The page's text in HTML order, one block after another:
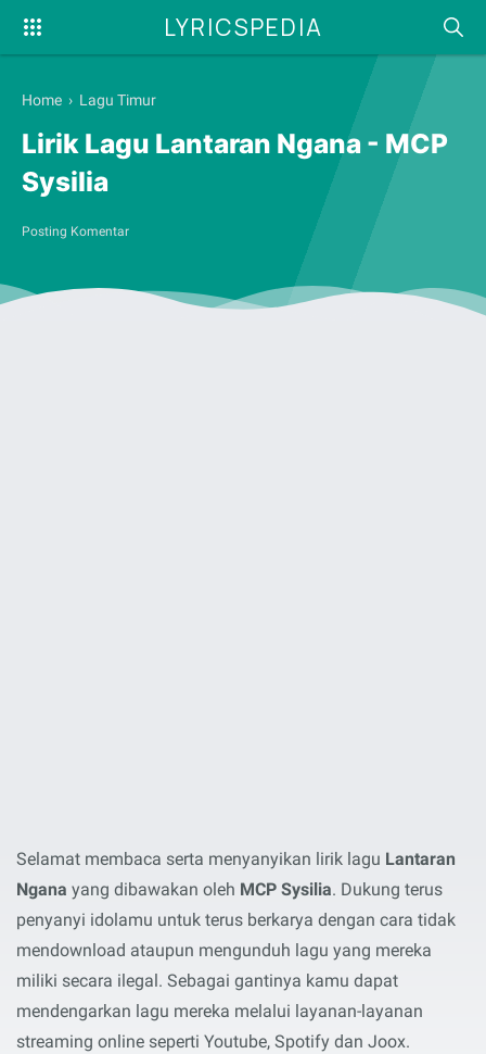
LYRICSPEDIA
Home › Lagu Timur
Lirik Lagu Lantaran Ngana - MCP
Sysilia
Posting Komentar
Selamat membaca serta menyanyikan lirik lagu Lantaran
Ngana yang dibawakan oleh MCP Sysilia. Dukung terus
penyanyi idolamu untuk terus berkarya dengan cara tidak
mendownload ataupun mengunduh lagu yang mereka
miliki secara ilegal. Sebagai gantinya kamu dapat
mendengarkan lagu mereka melalui layanan-layanan
streaming online seperti Youtube, Spotify dan Joox.